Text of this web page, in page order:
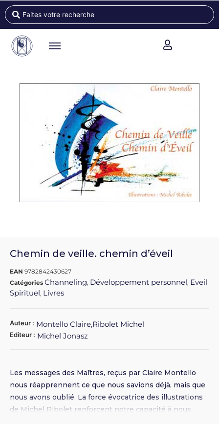
Chemin de veille. chemin d’éveil
EAN 9782842430627
Catégories Channeling, Développement personnel, Eveil
Spirituel, Livres
Auteur : Montello Claire,Ribolet Michel
Editeur : Michel Jonasz
Les messages des Maîtres, reçus par Claire Montello
nous réapprennent ce que nous savions déjà, mais que
nous avons oublié. La force évocatrice des illustrations
de Michel Ribolet renforcent notre capacité à nous